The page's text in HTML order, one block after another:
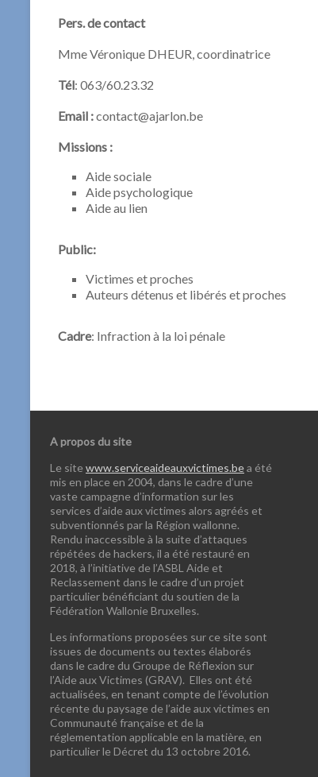
Pers. de contact
Mme Véronique DHEUR, coordinatrice
Tél: 063/60.23.32
Email :contact@ajarlon.be
Missions :
Aide sociale
Aide psychologique
Aide au lien
Public:
Victimes et proches
Auteurs détenus et libérés et proches
Cadre: Infraction à la loi pénale
A propos du site
Le site www.serviceaideauxvictimes.bea été
mis en place en 2004, dans le cadre d’une
vaste campagne d’information sur les
services d’aide aux victimes alors agréés et
subventionnés par la Région wallonne.
Rendu inaccessible à la suite d’attaques
répétées de hackers, il a été restauré en
2018, à l’initiative de l’ASBL Aide et
Reclassement dans le cadre d’un projet
particulier bénéficiant du soutien de la
Fédération Wallonie Bruxelles.
Les informations proposées sur ce site sont
issues de documents ou textes élaborés
dans le cadre du Groupe de Réflexion sur
l’Aide aux Victimes (GRAV). Elles ont été
actualisées, en tenant compte de l’évolution
récente du paysage de l’aide aux victimes en
Communauté française et de la
réglementation applicable en la matière, en
particulier le Décret du 13 octobre 2016.